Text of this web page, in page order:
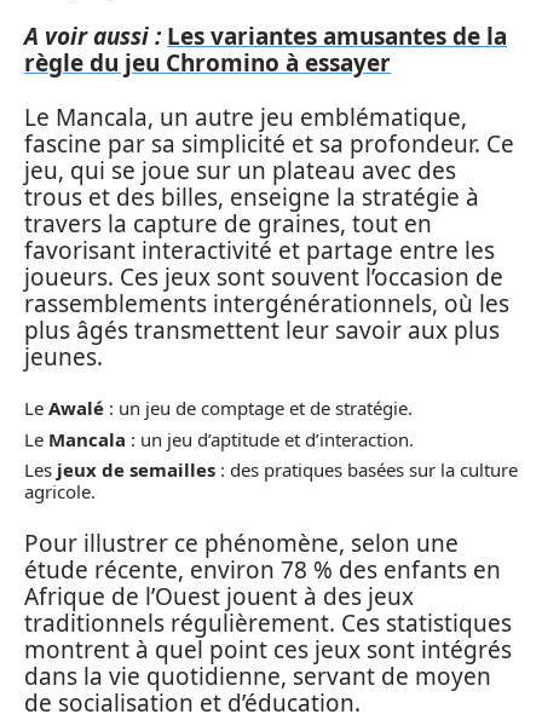
A voir aussi : Les variantes amusantes de la
règle du jeu Chromino à essayer
Le Mancala, un autre jeu emblématique,
fascine par sa simplicité et sa profondeur. Ce
jeu, qui se joue sur un plateau avec des
trous et des billes, enseigne la stratégie à
travers la capture de graines, tout en
favorisant interactivité et partage entre les
joueurs. Ces jeux sont souvent l’occasion de
rassemblements intergénérationnels, où les
plus âgés transmettent leur savoir aux plus
jeunes.
Le Awalé : un jeu de comptage et de stratégie.
Le Mancala : un jeu d’aptitude et d’interaction.
Les jeux de semailles : des pratiques basées sur la culture
agricole.
Pour illustrer ce phénomène, selon une
étude récente, environ 78 % des enfants en
Afrique de l’Ouest jouent à des jeux
traditionnels régulièrement. Ces statistiques
montrent à quel point ces jeux sont intégrés
dans la vie quotidienne, servant de moyen
de socialisation et d’éducation.